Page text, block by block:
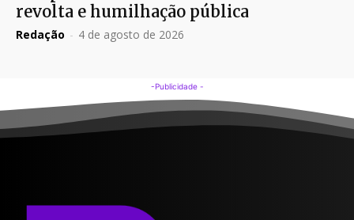
revolta e humilhação pública
Redação - 4 de agosto de 2026
-Publicidade -